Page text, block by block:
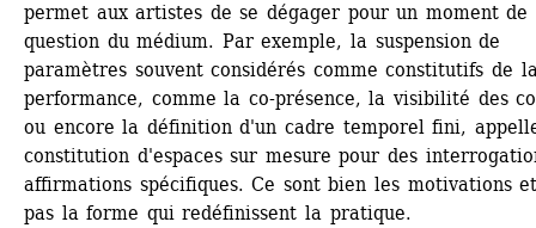
permet aux artistes de se dégager pour un moment de
question du médium. Par exemple, la suspension de
paramètres souvent considérés comme constitutifs de
performance, comme la co-présence, la visibilité des
ou encore la définition d'un cadre temporel fini,
constitution d'espaces sur mesure pour des
affirmations spécifiques. Ce sont bien les motivations
pas la forme qui redéfinissent la pratique.